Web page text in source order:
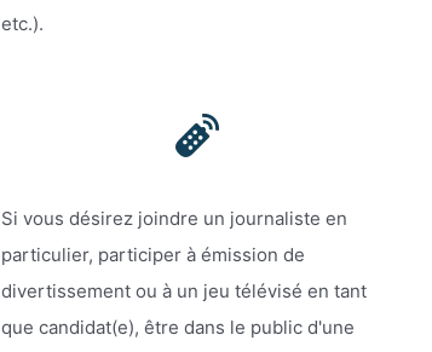
etc.).
Si vous désirez joindre un journaliste en
particulier, participer à émission de
divertissement ou à un jeu télévisé en tant
que candidat(e), être dans le public d'une